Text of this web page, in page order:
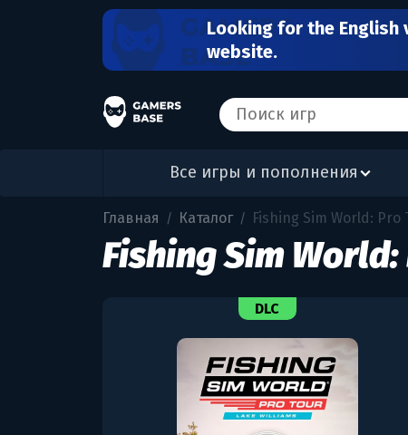
Looking for the
website.
Все игры и пополнения
Главная / Каталог / Fishing Sim World: Pro
Fishing Sim
DLC